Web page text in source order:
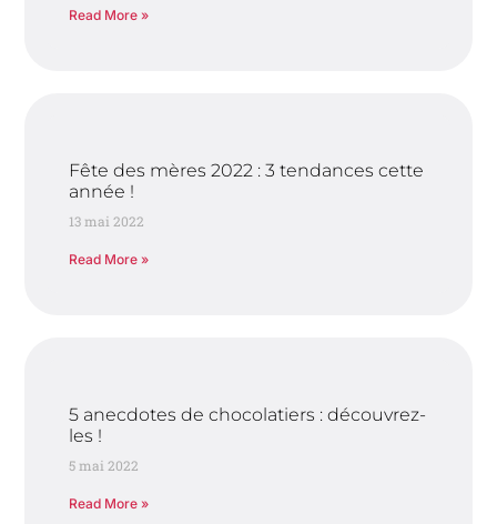
Read More »
Fête des mères 2022 : 3 tendances cette
année !
13 mai 2022
Read More »
5 anecdotes de chocolatiers : découvrez-
les !
5 mai 2022
Read More »